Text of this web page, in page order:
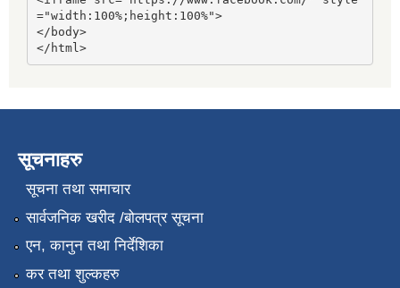
="width:100%;height:100%">
</body>
</html>
सूचनाहरु
सूचना तथा समाचार
सार्वजनिक खरीद /बोलपत्र सूचना
एन, कानुन तथा निर्देशिका
कर तथा शुल्कहरु